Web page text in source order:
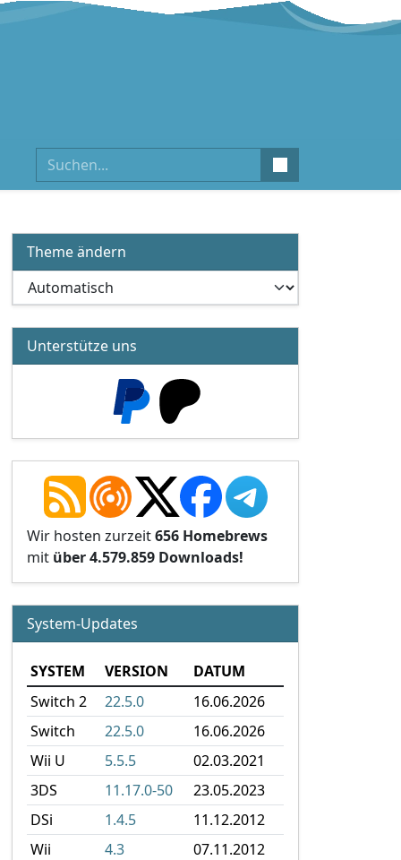
Suchen
Theme ändern
Unterstütze uns
Wir hosten zurzeit656 Homebrews
mit über 4.579.859 Downloads!
System-Updates
SYSTEM VERSION
DATUM
Switch 2
22.5.0
16.06.2026
Switch
22.5.0
16.06.2026
Wii U
5.5.5
02.03.2021
3DS
11.17.0-50
23.05.2023
DSi
1.4.5
11.12.2012
Wii
4.3 07.11.2012